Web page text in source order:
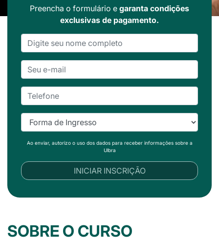
Preencha o formulário e garanta condições
exclusivas de pagamento.
Ao enviar, autorizo o uso dos dados para receber informações sobre a
Ulbra
INICIAR INSCRIÇÃO
SOBRE O CURSO